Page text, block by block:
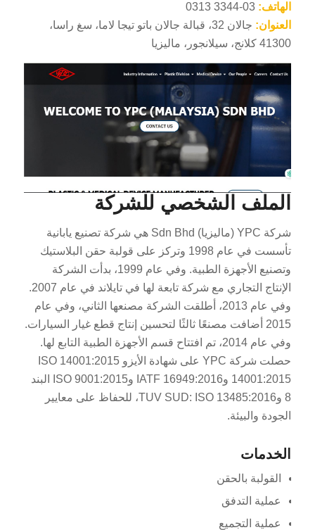
الهاتف:
العنوان:
جالان 32، قبالة جالان باتو تيجا لاما، سغ راسا،
41300 كلانج، سيلانجور، ماليزيا
الملف الشخصي للشركة
شركة YPC (ماليزيا) Sdn Bhd هي شركة تصنيع يابانية
تأسست في عام 1998 وتركز على قولبة حقن البلاستيك
وتصنيع الأجهزة الطبية. وفي عام 1999، بدأت الشركة
الإنتاج التجاري مع شركة تابعة لها في تايلاند في عام 2007.
وفي عام 2013، أطلقت الشركة مصنعها الثاني، وفي عام
2015 أضافت مصنعًا ثالثًا لتحسين إنتاج قطع غيار السيارات.
وفي عام 2014، تم افتتاح قسم الأجهزة الطبية التابع لها.
حصلت شركة YPC على شهادة الأيزو 14001:2015 ISO
14001:2015 وIATF 16949:2016 وISO 9001:2015 البند
8 وTUV SUD: ISO 13485:2016، للحفاظ على معايير
الجودة والبيئة.
الخدمات
القولبة بالحقن
عملية التدفق
عملية التجميع